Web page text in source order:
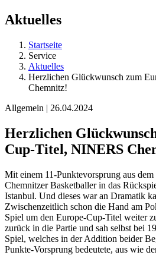
Aktuelles
Startseite
Service
Aktuelles
Herzlichen Glückwunsch zum
Chemnitz!
Allgemein | 26.04.2024
Herzlichen
Cup-Titel, NINERS
Mit einem 11-Punktevorsprung aus
Chemnitzer Basketballer in das
Istanbul. Und dieses war an Dramatik
Zwischenzeitlich schon die Hand am
Spiel um den Europe-Cup-Titel weiter
zurück in die Partie und sah selbst bei
Spiel, welches in der Addition beider
Punkte-Vorsprung bedeutete, aus wie